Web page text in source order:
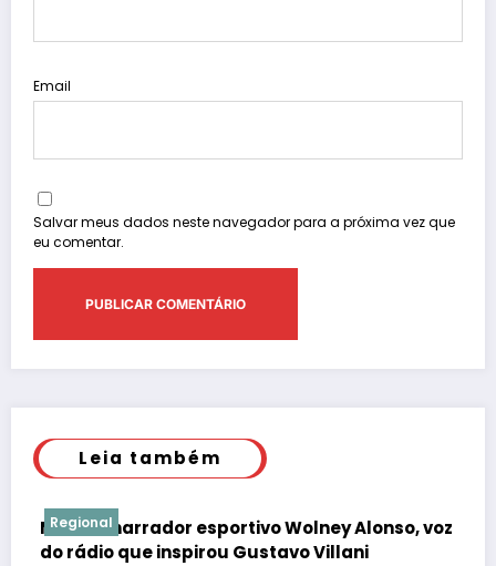
Email
Salvar meus dados neste navegador para a próxima vez que
eu comentar.
Leia também
Wolney Alonso, voz
Gustavo Villani
Justiça